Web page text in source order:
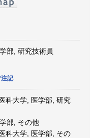
部, 研究技術員
記
科大学, 医学部, 研究
部, その他
科大学, 医学部, その